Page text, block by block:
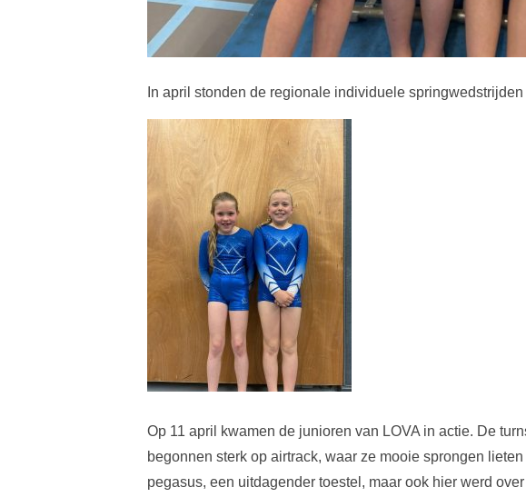
In april stonden de regionale individuele
Op 11 april kwamen de junioren van LOVA in actie. De
begonnen sterk op airtrack, waar ze mooie sprongen
pegasus, een uitdagender toestel, maar ook hier werd